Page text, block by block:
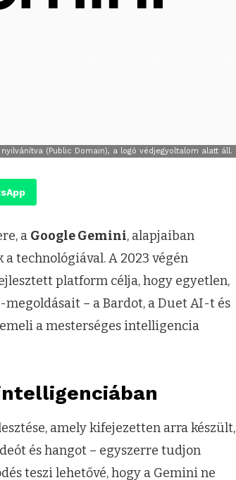
(Public Domain), a logó védjegyoltalom alatt áll.
a Google Gemini, alapjaiban
technológiával. A 2023 végén
platform célja, hogy egyetlen,
– a Bardot, a Duet AI-t és
a mesterséges intelligencia
amely kifejezetten arra készült,
és hangot – egyszerre tudjon
teszi lehetővé, hogy a Gemini ne